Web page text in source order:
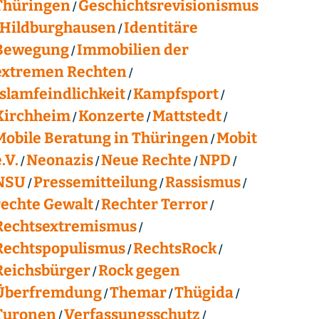
Geschichtsrevisionismus
Identitäre
Immobilien der
Rechten
Kampfsport
Konzerte Mattstedt
Beratung in Thüringen Mobit
Neonazis Neue Rechte NPD
Pressemitteilung Rassismus
Gewalt Rechter Terror
RechtsRock
Rock gegen
Themar Thügida
Verfassungsschutz